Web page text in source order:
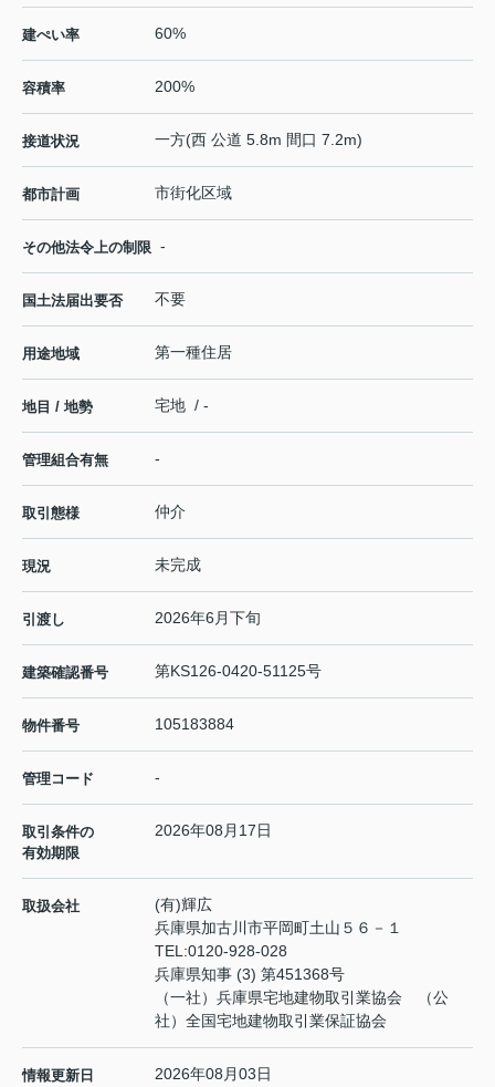
建ぺい率 60%
容積率 200%
接道状況 一方(西 公道 5.8m 間口 7.2m)
都市計画 市街化区域
その他法令上の制限 -
国土法届出要否 不要
用途地域 第一種住居
地目 / 地勢 宅地 / -
管理組合有無 -
取引態様 仲介
現況 未完成
引渡し 2026年6月下旬
建築確認番号 第KS126-0420-51125号
物件番号 105183884
管理コード -
取引条件の
有効期限
2026年08月17日
取扱会社
(有)輝広
兵庫県加古川市平岡町土山５６－１
TEL:0120-928-028
兵庫県知事 (3) 第451368号
（一社）兵庫県宅地建物取引業協会 （公
社）全国宅地建物取引業保証協会
情報更新日 2026年08月03日